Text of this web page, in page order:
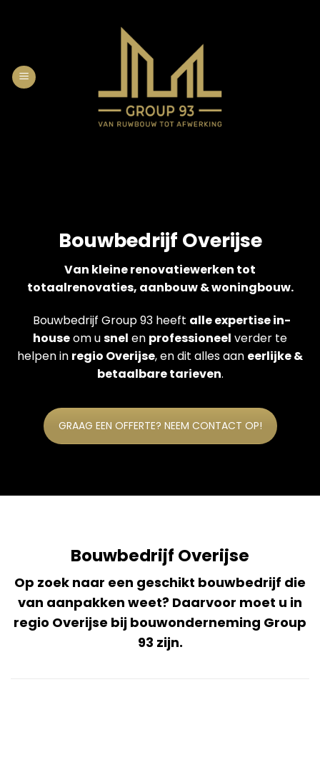
Bouwbedrijf Overijse
Van kleine renovatiewerken tot
totaalrenovaties, aanbouw & woningbouw.
Bouwbedrijf Group 93 heeft alle expertise in-
houseom usnel en professioneel verder te
helpen in regio Overijse, en dit alles aan eerlijke &
betaalbare tarieven.
GRAAG EEN OFFERTE? NEEM CONTACT OP!
Bouwbedrijf Overijse
Op zoek naar een geschikt bouwbedrijf die
van aanpakken weet? Daarvoor moet u in
regio Overijse bij bouwonderneming Group
93 zijn.